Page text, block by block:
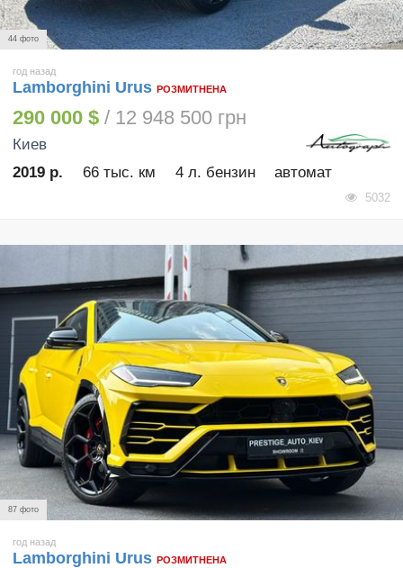
44 фото
год назад
Lamborghini Urus РОЗМИТНЕНА
290 000 $ / 12 948 500 грн
Киев
2019 р.
66 тыс. км 4 л. бензин автомат
5032
87 фото
год назад
Lamborghini Urus РОЗМИТНЕНА